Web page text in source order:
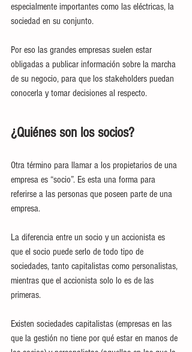
especialmente importantes como las eléctricas, la
sociedad en su conjunto.
Por eso las grandes empresas suelen estar
obligadas a publicar información sobre la marcha
de su negocio, para que los stakeholders puedan
conocerla y tomar decisiones al respecto.
¿Quiénes son los socios?
Otra término para llamar a los propietarios de una
empresa es “socio”. Es esta una forma para
referirse a las personas que poseen parte de una
empresa.
La diferencia entre un socio y un accionista es
que el socio puede serlo de todo tipo de
sociedades, tanto capitalistas como personalistas,
mientras que el accionista solo lo es de las
primeras.
Existen sociedades capitalistas (empresas en las
que la gestión no tiene por qué estar en manos de